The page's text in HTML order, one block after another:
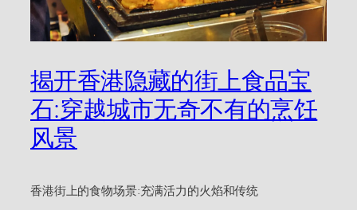
揭开香港隐藏的街上食品宝
石:穿越城市无奇不有的烹饪
风景
香港街上的食物场景:充满活力的火焰和传统